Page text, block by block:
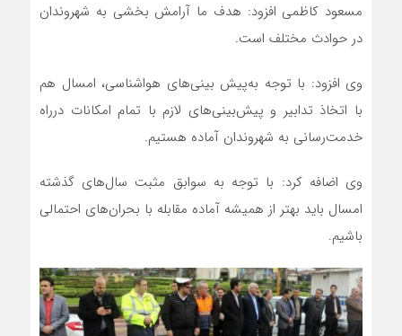
مسعود کاظمی افزود: هدف ما آرامش بخشی به شهروندان
در حوادث مختلف است.
وی افزود: با توجه به‌پیش بینی‌های هواشناسی، امسال هم
با اتخاذ تدابیر و پیش‌بینی‌های لازم با تمام امکانات درراه
خدمت‌رسانی به شهروندان آماده هستیم.
وی اضافه کرد: با توجه به سوابق مثبت سال‌های گذشته
امسال باید بهتر از همیشه آماده مقابله با بحران‌های احتمالی
باشیم.